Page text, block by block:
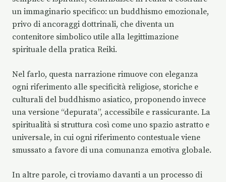
un immaginario specifico: un buddhismo emozionale,
privo di ancoraggi dottrinali, che diventa un
contenitore simbolico utile alla legittimazione
spirituale della pratica Reiki.
Nel farlo, questa narrazione rimuove con eleganza
ogni riferimento alle specificità religiose, storiche e
culturali del buddhismo asiatico, proponendo invece
una versione “depurata”, accessibile e rassicurante. La
spiritualità si struttura così come uno spazio astratto e
universale, in cui ogni riferimento contestuale viene
smussato a favore di una comunanza emotiva globale.
In altre parole, ci troviamo davanti a un processo di